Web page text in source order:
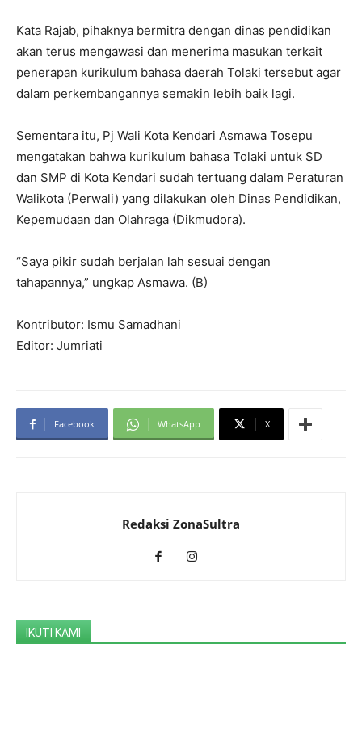
Kata Rajab, pihaknya bermitra dengan dinas pendidikan
akan terus mengawasi dan menerima masukan terkait
penerapan kurikulum bahasa daerah Tolaki tersebut agar
dalam perkembangannya semakin lebih baik lagi.
Sementara itu, Pj Wali Kota Kendari Asmawa Tosepu
mengatakan bahwa kurikulum bahasa Tolaki untuk SD
dan SMP di Kota Kendari sudah tertuang dalam Peraturan
Walikota (Perwali) yang dilakukan oleh Dinas Pendidikan,
Kepemudaan dan Olahraga (Dikmudora).
“Saya pikir sudah berjalan lah sesuai dengan
tahapannya,” ungkap Asmawa. (B)
Kontributor: Ismu Samadhani
Editor: Jumriati
Facebook WhatsApp X
Redaksi ZonaSultra
IKUTI KAMI